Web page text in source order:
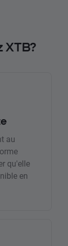
XTB?
au
qu'elle
en